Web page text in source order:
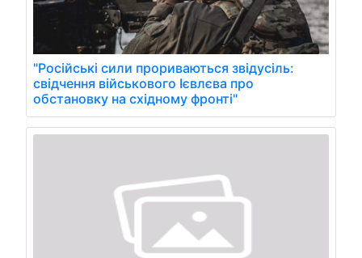
"Російські сили прориваються звідусіль:
свідчення військового Ієвлєва про
обстановку на східному фронті"